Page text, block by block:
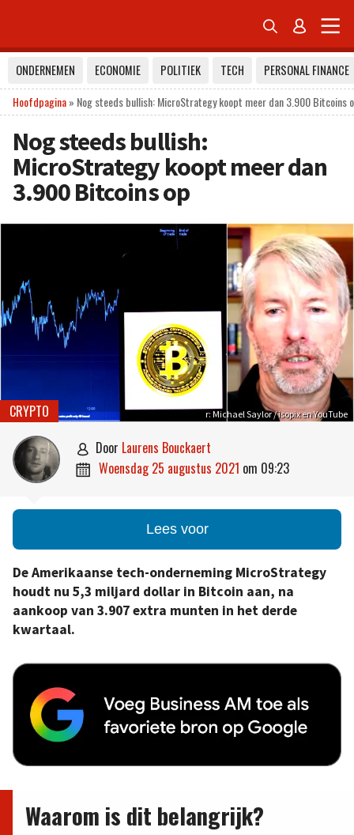
 
ONDERNEMEN ECONOMIE POLITIEK TECH
PERSONAL FINANCE
Hoofdpagina» Nog steeds bullish: MicroStrategy koopt meer dan 3.900 Bitcoins
Nog steeds bullish:
MicroStrategy koopt meer dan
3.900 Bitcoins op
r: Michael Saylor / isopix en YouTube
CRYPTO
 door Laurens Bouckaert
 woensdag 25 augustus 2021 om 09:23
Lees voor
DeAmerikaanse tech-onderneming MicroStrategy
houdt nu 5,3 miljard dollar in Bitcoin aan, na
aankoop van 3.907 extra munten in het derde
kwartaal.
Waarom is dit belangrijk?